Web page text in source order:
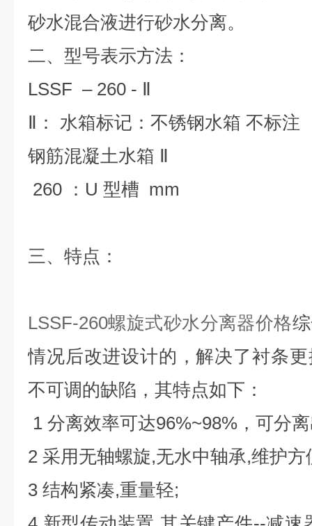
砂水混合液进行砂水分离。
二、型号表示方法：
LSSF – 260 - Ⅱ
Ⅱ： 水箱标记：不锈钢水箱 不标注
钢筋混凝土水箱 Ⅱ
260 ：U 型槽 mm
三、 特点：
LSSF-260螺旋式砂水分离器价格
情况后改进设计的，解决了衬条
不可调的缺陷，其特点如下：
1 分离效率可达96%~98%，可分
2 采用无轴螺旋,无水中轴承,维护方
3 结构紧凑,重量轻;